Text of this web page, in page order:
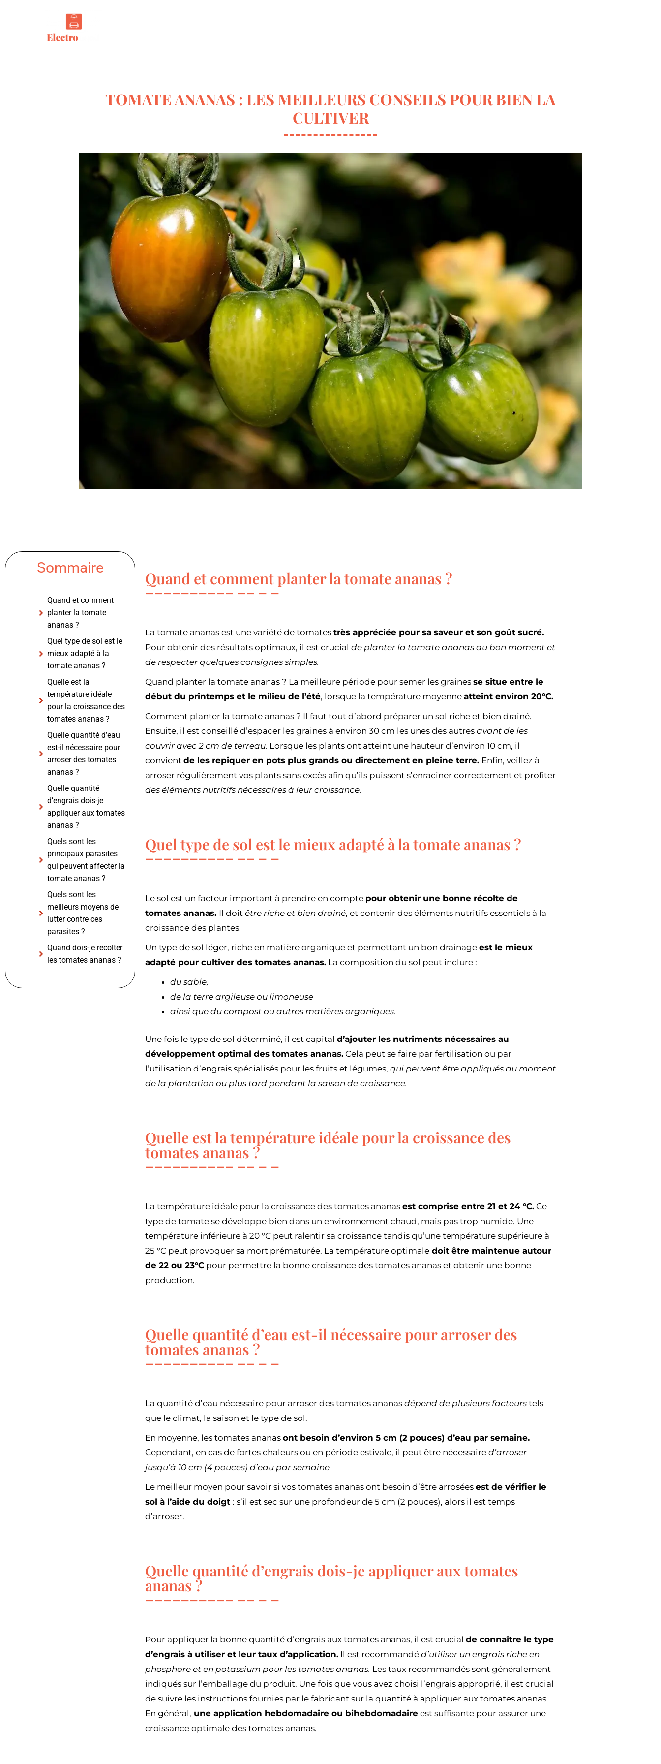
TOMATE ANANAS : LES MEILLEURS CONSEILS POUR BIEN LA
CULTIVER
Sommaire
Quand et comment
planter la tomate
ananas ?
Quel type de sol est le
mieux adapté à la
tomate ananas ?
Quelle est la
température idéale
pour la croissance des
tomates ananas ?
Quelle quantité d’eau
est-il nécessaire pour
arroser des tomates
ananas ?
Quelle quantité
d’engrais dois-je
appliquer aux tomates
ananas ?
Quels sont les
principaux parasites
qui peuvent affecter la
tomate ananas ?
Quels sont les
meilleurs moyens de
lutter contre ces
parasites ?
Quand dois-je récolter
les tomates ananas ?
Quand et comment planter la tomate ananas ?
La tomate ananas est une variété de tomates très appréciée pour sa saveur et son goût sucré.
Pour obtenir des résultats optimaux, il est crucial de planter la tomate ananas au bon moment et
de respecter quelques consignes simples.
Quand planter la tomate ananas ? La meilleure période pour semer les graines se situe entre le
début du printemps et le milieu de l’été, lorsque la température moyenne atteint environ 20°C.
Comment planter la tomate ananas ? Il faut tout d’abord préparer un sol riche et bien drainé.
Ensuite, il est conseillé d’espacer les graines à environ 30 cm les unes des autres avant de les
couvrir avec 2 cm de terreau. Lorsque les plants ont atteint une hauteur d’environ 10 cm, il
convient de les repiquer en pots plus grands ou directement en pleine terre. Enfin, veillez à
arroser régulièrement vos plants sans excès afin qu’ils puissent s’enraciner correctement et profiter
des éléments nutritifs nécessaires à leur croissance.
Quel type de sol est le mieux adapté à la tomate ananas ?
Le sol est un facteur important à prendre en compte pour obtenir une bonne récolte de
tomates ananas. Il doit être riche et bien drainé, et contenir des éléments nutritifs essentiels à la
croissance des plantes.
Un type de sol léger, riche en matière organique et permettant un bon drainage est le mieux
adapté pour cultiver des tomates ananas. La composition du sol peut inclure :
du sable,
de la terre argileuse ou limoneuse
ainsi que du compost ou autres matières organiques.
Une fois le type de sol déterminé, il est capital d’ajouter les nutriments nécessaires au
développement optimal des tomates ananas. Cela peut se faire par fertilisation ou par
l’utilisation d’engrais spécialisés pour les fruits et légumes, qui peuvent être appliqués au moment
de la plantation ou plus tard pendant la saison de croissance.
Quelle est la température idéale pour la croissance des
tomates ananas ?
La température idéale pour la croissance des tomates ananas est comprise entre 21 et 24 °C. Ce
type de tomate se développe bien dans un environnement chaud, mais pas trop humide. Une
température inférieure à 20 °C peut ralentir sa croissance tandis qu’une température supérieure à
25 °C peut provoquer sa mort prématurée. La température optimale doit être maintenue autour
de 22 ou 23°C pour permettre la bonne croissance des tomates ananas et obtenir une bonne
production.
Quelle quantité d’eau est-il nécessaire pour arroser des
tomates ananas ?
La quantité d’eau nécessaire pour arroser des tomates ananas dépend de plusieurs facteurs tels
que le climat, la saison et le type de sol.
En moyenne, les tomates ananas ont besoin d’environ 5 cm (2 pouces) d’eau par semaine.
Cependant, en cas de fortes chaleurs ou en période estivale, il peut être nécessaire d’arroser
jusqu’à 10 cm (4 pouces) d’eau par semaine.
Le meilleur moyen pour savoir si vos tomates ananas ont besoin d’être arrosées est de vérifier le
sol à l’aide du doigt : s’il est sec sur une profondeur de 5 cm (2 pouces), alors il est temps
d’arroser.
Quelle quantité d’engrais dois-je appliquer aux tomates
ananas ?
Pour appliquer la bonne quantité d’engrais aux tomates ananas, il est crucial de connaître le type
d’engrais à utiliser et leur taux d’application. Il est recommandé d’utiliser un engrais riche en
phosphore et en potassium pour les tomates ananas. Les taux recommandés sont généralement
indiqués sur l’emballage du produit. Une fois que vous avez choisi l’engrais approprié, il est crucial
de suivre les instructions fournies par le fabricant sur la quantité à appliquer aux tomates ananas.
En général, une application hebdomadaire ou bihebdomadaire est suffisante pour assurer une
croissance optimale des tomates ananas.